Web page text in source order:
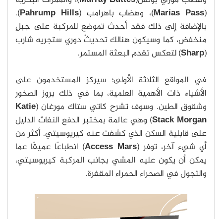
(
Marias Pass)، وهضاب باهرامب (Pahrump Hills
).
بالإضافة إلى ذلك فقد أحدث تموضع للمركبة على جبلٍ
منخفض، كما وسيكون هنالك تحديثٌ دوري ستجريه شارب
(
Sharp) لتعكس تقدم البعثة المستمر.
في المواقع الثلاثة الأولى؛ سيركز المستخدمون على
الأشياء ذات الأهمية العلمية، بما في ذلك بروز الصخور
وشقوق الطين. وسوف تشرح كاتي ستاك مورغان (Katie
Stack Morgan
) وهي عالمة بمختبر الدفع النفاث الدليل
على قابلية السكن الذي كشفت عنه كيريوسيتي. أكثر من
أي شيء آخر، توفر (Access Mars) انطباعًا عميقًا عما
يمكن أن يكون عليه المشي بجانب المركبة كيريوسيتي،
والتجول في الصحراء الحمراء المقفرة.